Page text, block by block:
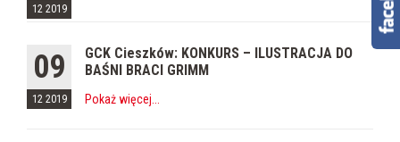
12 2019
09
12 2019
GCK Cieszków: KONKURS – ILUSTRACJA DO
BAŚNI BRACI GRIMM
Pokaż więcej